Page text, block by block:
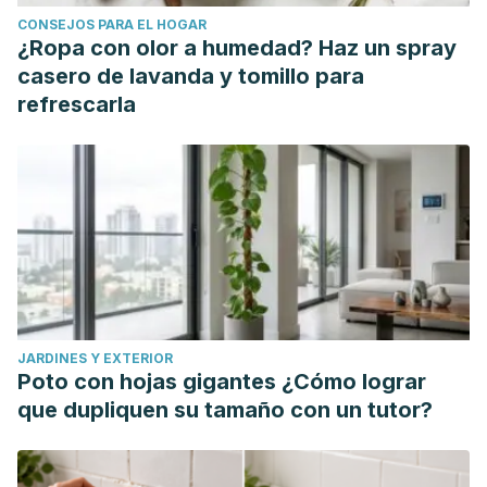
https://doi.org/10.1016/j.jnutbio.2018.06.010
Alghannam, A. F., Gonzalez, J. T., & Betts, J. A. (2018).
Restoration of Muscle Glycogen and Functional Capacity:
(2), 253.
https://doi.org/10.3390/nu10020253
CONSEJOS PARA EL HOGAR
¿Ropa con olor a humedad? Haz un spray
casero de lavanda y tomillo para
refrescarla
JARDINES Y EXTERIOR
Poto con hojas gigantes ¿Cómo lograr
que dupliquen su tamaño con un tutor?